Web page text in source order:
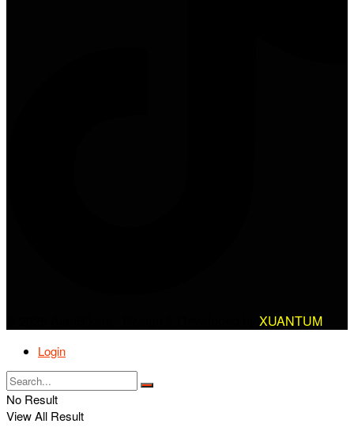
XUANTUM
Login
No Result
View All Result